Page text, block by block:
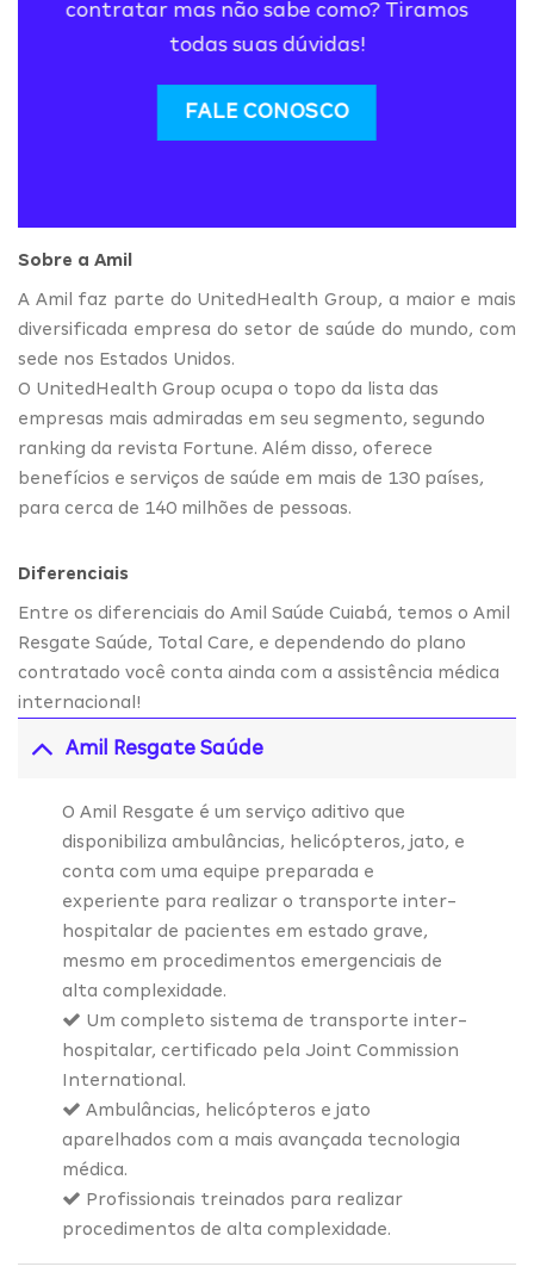
contratar mas não sabe como? Tiramos
todas suas dúvidas!
FALE CONOSCO
Sobre a Amil
A Amil faz parte do UnitedHealth Group, a maior e mais
diversificada empresa do setor de saúde do mundo, com
sede nos Estados Unidos.
O UnitedHealth Group ocupa o topo da lista das
empresas mais admiradas em seu segmento, segundo
ranking da revista Fortune. Além disso, oferece
benefícios e serviços de saúde em mais de 130 países,
para cerca de 140 milhões de pessoas.
Diferenciais
Entre os diferenciais do Amil Saúde Cuiabá, temos o Amil
Resgate Saúde, Total Care, e dependendo do plano
contratado você conta ainda com a assistência médica
internacional!
Amil Resgate Saúde
O Amil Resgate é um serviço aditivo que
disponibiliza ambulâncias, helicópteros, jato, e
conta com uma equipe preparada e
experiente para realizar o transporte inter-
hospitalar de pacientes em estado grave,
mesmo em procedimentos emergenciais de
alta complexidade.
Um completo sistema de transporte inter-
hospitalar, certificado pela Joint Commission
International.
Ambulâncias, helicópteros e jato
aparelhados com a mais avançada tecnologia
médica.
Profissionais treinados para realizar
procedimentos de alta complexidade.